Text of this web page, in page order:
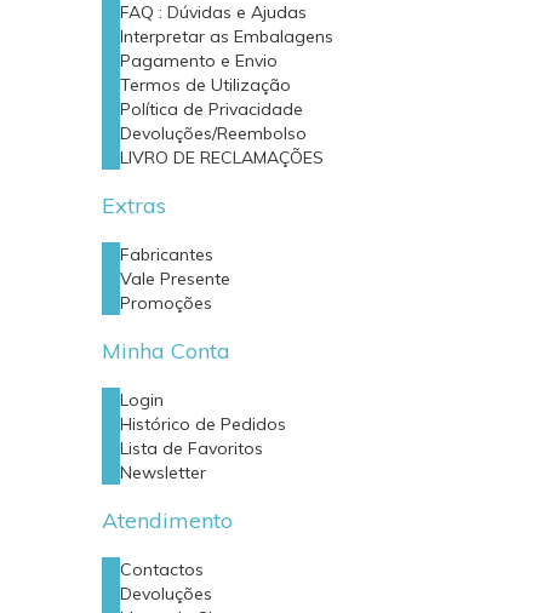
FAQ : Dúvidas e Ajudas
Interpretar as Embalagens
Pagamento e Envio
Termos de Utilização
Política de Privacidade
Devoluções/Reembolso
LIVRO DE RECLAMAÇÕES
Extras
Fabricantes
Vale Presente
Promoções
Minha Conta
Login
Histórico de Pedidos
Lista de Favoritos
Newsletter
Atendimento
Contactos
Devoluções